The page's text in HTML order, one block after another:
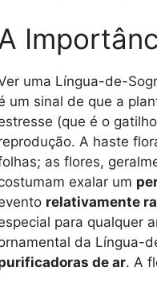
uma Língua-de-
um sinal de que a
(que é o
A haste
as flores,
exalar um
relativamente
para qualquer
da Língua-
de ar. A